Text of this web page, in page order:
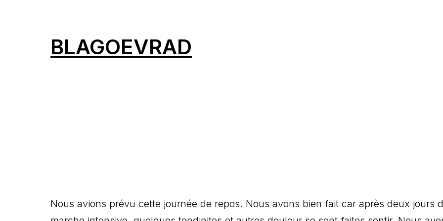
BLAGOEVRAD
Nous avions prévu cette journée de repos. Nous avons bien fait car après deux jours